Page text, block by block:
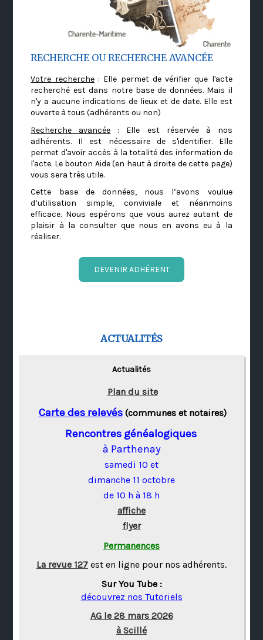
RECHERCHE OU RECHERCHE AVANCÉE
Votre recherche: Elle permet de vérifier que l'acte
recherché est dans notre base de données. Mais il
n'y a aucune indications de lieux et de date. Elle est
ouverte à tous (adhérents ou non)
Recherche avancée : Elle est réservée à nos
adhérents. Il est nécessaire de s'identifier. Elle
permet d'avoir accès à la totalité des information de
l'acte. Le bouton Aide (en haut à droite de cette page)
vous sera très utile.
Cette base de données, nous l’avons voulue
d’utilisation simple, conviviale et néanmoins
efficace. Nous espérons que vous aurez autant de
plaisir à la consulter que nous en avons eu à la
réaliser.
DEVENIR ADHÉRENT
ACTUALITÉS
Actualités
Plan du site
Carte des relevés(communes et notaires)
Rencontres généalogiques
à Parthenay
samedi 10 et
dimanche 11 octobre
de 10 h à 18 h
affiche
flyer
Permanences
La revue 127 est en ligne pour nos adhérents.
Sur You Tube :
découvrez nos Tutoriels
AG le 28 mars 2026
à Scillé